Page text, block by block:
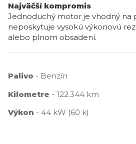
Najväčší kompromis
Jednoduchý motor je vhodný na
neposkytuje vysokú výkonovú
alebo plnom obsadení.
Palivo - Benzín
Kilometre - 122.344 km
Výkon - 44 kW (60 k)